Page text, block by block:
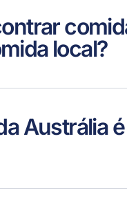
local?
Austrália